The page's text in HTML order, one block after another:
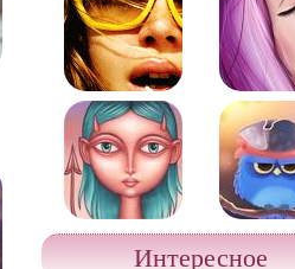
Интересное